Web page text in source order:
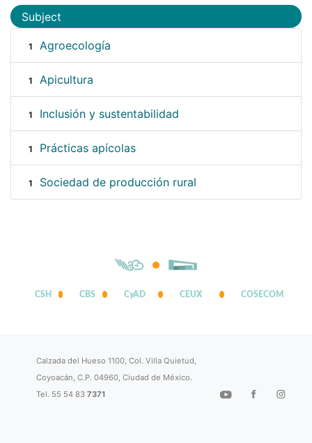
Subject
1 Agroecología
1 Apicultura
1 Inclusión y sustentabilidad
1 Prácticas apícolas
1 Sociedad de producción rural
CSH CBS CyAD CEUX COSECOM
Calzada del Hueso 1100, Col. Villa Quietud,
Coyoacán, C.P. 04960, Ciudad de México.
Tel. 55 54 837371